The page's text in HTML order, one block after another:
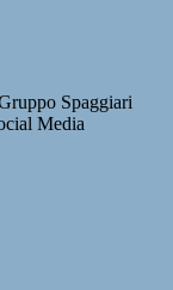
Spaggiari
Media